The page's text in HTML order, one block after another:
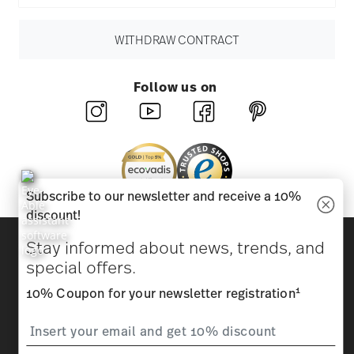
WITHDRAW CONTRACT
Follow us on
Beauty & functionality for your home
Homepage General terms and conditions
Privacy
Subscribe to our newsletter and receive a 10%
discount!
Stay informed about news, trends, and
special offers.
10% Coupon for your newsletter registration1